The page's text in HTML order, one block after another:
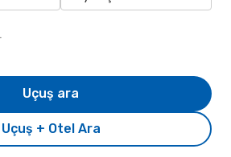
Uçuş + Otel Ara
Uçuş ara